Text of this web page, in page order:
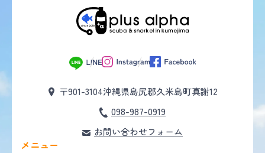
〒901-3104沖縄県島尻郡久米島町真謝12
098-987-0919
お問い合わせフォーム
メニュー